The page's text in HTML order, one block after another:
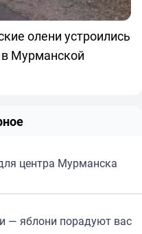
олени устроились
в Мурманской
центра Мурманска
— яблони порадуют вас